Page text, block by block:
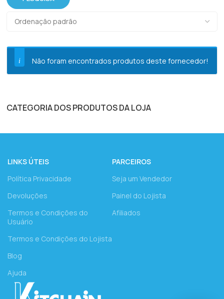
CATEGORIA DOS PRODUTOS DA LOJA
Não foram encontrados produtos deste fornecedor!
LINKS ÚTEIS
Política Privacidade
Devoluções
Termos e Condições do
Usuário
Termos e Condições do Lojista
Blog
Ajuda
PARCEIROS
Seja um Vendedor
Painel do Lojista
Afiliados